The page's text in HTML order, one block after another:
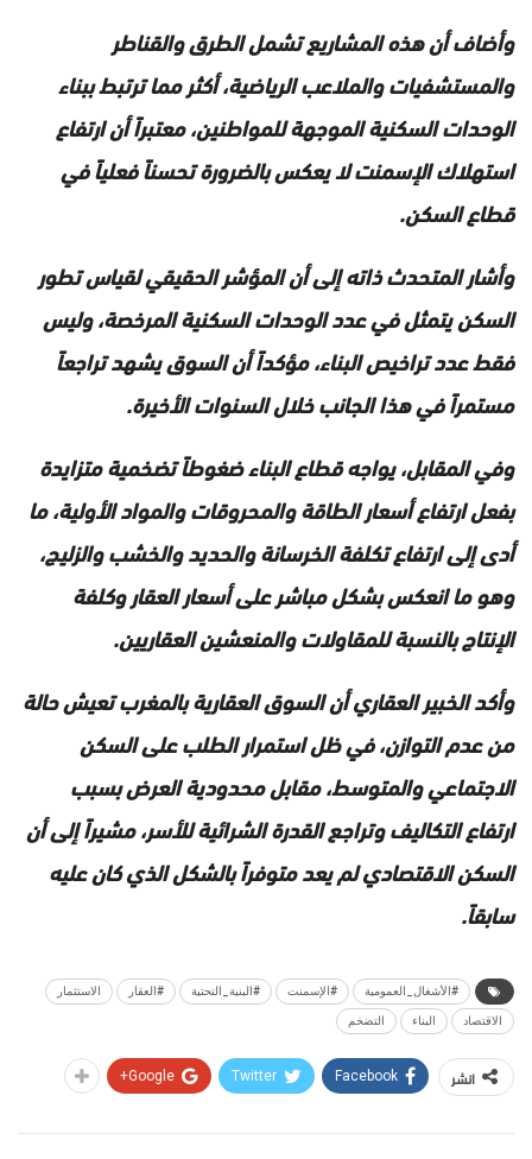
وأضاف أن هذه المشاريع تشمل الطرق والقناطر
والمستشفيات والملاعب الرياضية، أكثر مما ترتبط ببناء
الوحدات السكنية الموجهة للمواطنين، معتبراً أن ارتفاع
استهلاك الإسمنت لا يعكس بالضرورة تحسناً فعلياً في
قطاع السكن.
وأشار المتحدث ذاته إلى أن المؤشر الحقيقي لقياس تطور
السكن يتمثل في عدد الوحدات السكنية المرخصة، وليس
فقط عدد تراخيص البناء، مؤكداً أن السوق يشهد تراجعاً
مستمراً في هذا الجانب خلال السنوات الأخيرة.
وفي المقابل، يواجه قطاع البناء ضغوطاً تضخمية متزايدة
بفعل ارتفاع أسعار الطاقة والمحروقات والمواد الأولية، ما
أدى إلى ارتفاع تكلفة الخرسانة والحديد والخشب والزليج،
وهو ما انعكس بشكل مباشر على أسعار العقار وكلفة
الإنتاج بالنسبة للمقاولات والمنعشين العقاريين.
وأكد الخبير العقاري أن السوق العقارية بالمغرب تعيش حالة
من عدم التوازن، في ظل استمرار الطلب على السكن
الاجتماعي والمتوسط، مقابل محدودية العرض بسبب
ارتفاع التكاليف وتراجع القدرة الشرائية للأسر، مشيراً إلى أن
السكن الاقتصادي لم يعد متوفراً بالشكل الذي كان عليه
سابقاً.
#الأشغال_العمومية #الإسمنت #البنية_التحتية #العقار الاستثمار
الاقتصاد البناء التضخم
انشر Facebook
Twitter
Google+